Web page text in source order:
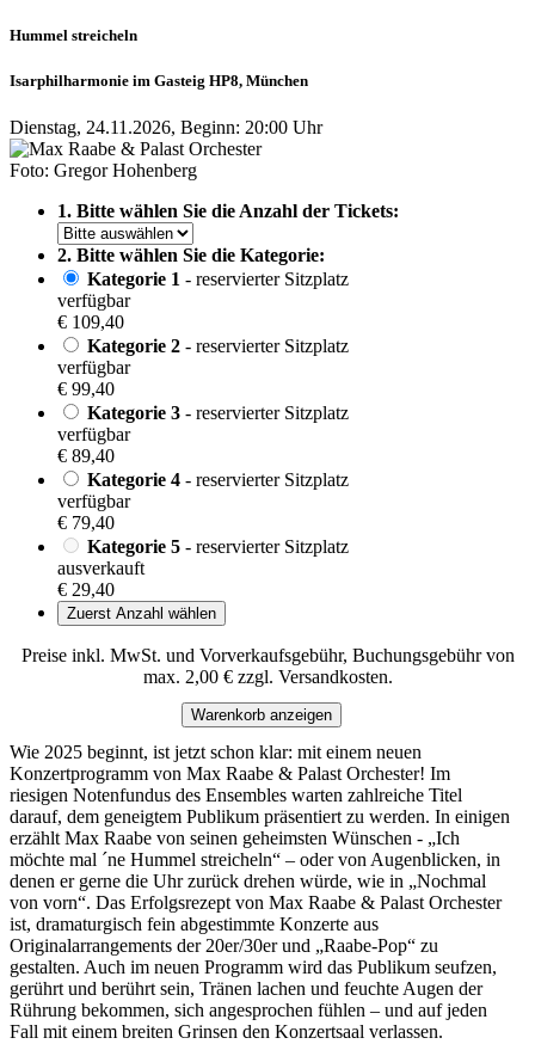
Hummel streicheln
Isarphilharmonie im Gasteig HP8, München
Dienstag, 24.11.2026, Beginn: 20:00 Uhr
Foto: Gregor Hohenberg
1. Bitte wählen Sie die Anzahl der Tickets:
2. Bitte wählen Sie die Kategorie:
Kategorie 1 - reservierter Sitzplatz
verfügbar
€ 109,40
Kategorie 2 - reservierter Sitzplatz
verfügbar
€ 99,40
Kategorie 3 - reservierter Sitzplatz
verfügbar
€ 89,40
Kategorie 4 - reservierter Sitzplatz
verfügbar
€ 79,40
Kategorie 5 - reservierter Sitzplatz
ausverkauft
€ 29,40
Zuerst Anzahl wählen
Preise inkl. MwSt. und Vorverkaufsgebühr, Buchungsgebühr von
max. 2,00 € zzgl. Versandkosten.
Warenkorb anzeigen
Wie 2025 beginnt, ist jetzt schon klar: mit einem neuen
Konzertprogramm von Max Raabe & Palast Orchester! Im
riesigen Notenfundus des Ensembles warten zahlreiche Titel
darauf, dem geneigtem Publikum präsentiert zu werden. In einigen
erzählt Max Raabe von seinen geheimsten Wünschen - „Ich
möchte mal ´ne Hummel streicheln“ – oder von Augenblicken, in
denen er gerne die Uhr zurück drehen würde, wie in „Nochmal
von vorn“. Das Erfolgsrezept von Max Raabe & Palast Orchester
ist, dramaturgisch fein abgestimmte Konzerte aus
Originalarrangements der 20er/30er und „Raabe-Pop“ zu
gestalten. Auch im neuen Programm wird das Publikum seufzen,
gerührt und berührt sein, Tränen lachen und feuchte Augen der
Rührung bekommen, sich angesprochen fühlen – und auf jeden
Fall mit einem breiten Grinsen den Konzertsaal verlassen.